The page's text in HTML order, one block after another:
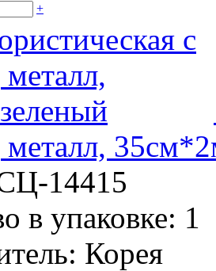
+
металл,
14415
в упаковке: 1
Корея